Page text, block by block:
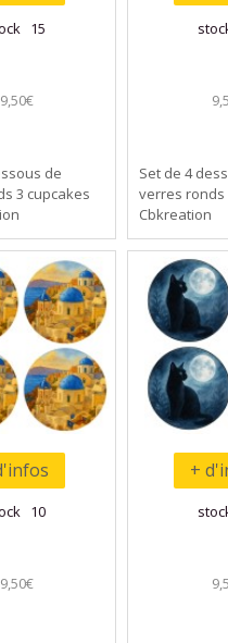
15
9,50€
de
3 cupcakes
Set de 4
verres ronds
Cbkreation
10
9,50€
+